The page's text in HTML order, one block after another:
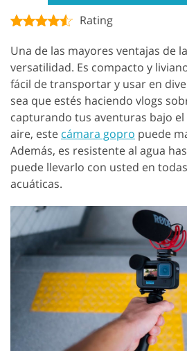
Rating
Una de las mayores ventajas de
versatilidad. Es compacto y
fácil de transportar y usar en
sea que estés haciendo vlogs
capturando tus aventuras bajo el
aire, este cámara gopro puede
Además, es resistente al agua
puede llevarlo con usted en
acuáticas.